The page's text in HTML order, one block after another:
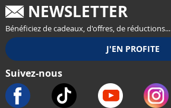
NEWSLETTER
Bénéficiez de cadeaux, d'offres, de réductions...
Suivez-nous